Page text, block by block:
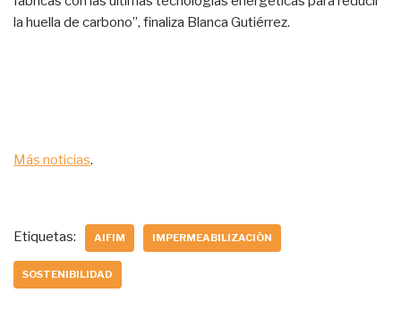
la huella de carbono”, finaliza Blanca Gutiérrez.
Más noticias.
Etiquetas: AIFIM IMPERMEABILIZACIÓN
SOSTENIBILIDAD